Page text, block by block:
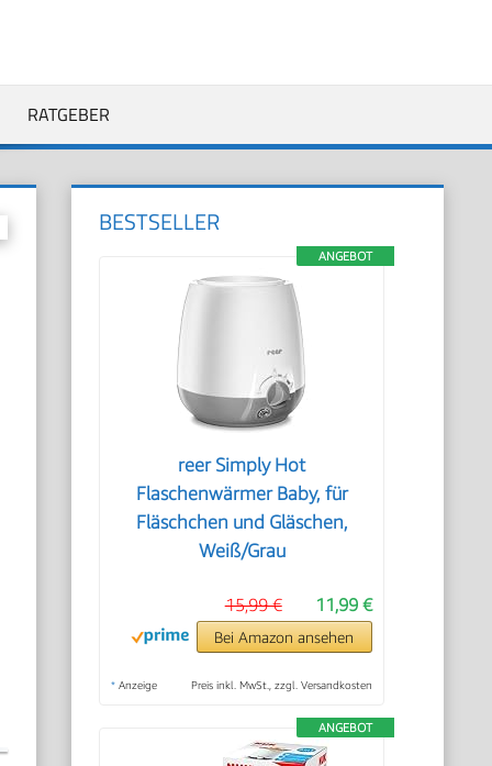
RATGEBER
BESTSELLER
ANGEBOT
reer Simply Hot
Flaschenwärmer Baby, für
Fläschchen und Gläschen,
Weiß/Grau
11,99 €
15,99 €
Bei Amazon ansehen
* Anzeige Preis inkl. MwSt., zzgl. Versandkosten
ANGEBOT